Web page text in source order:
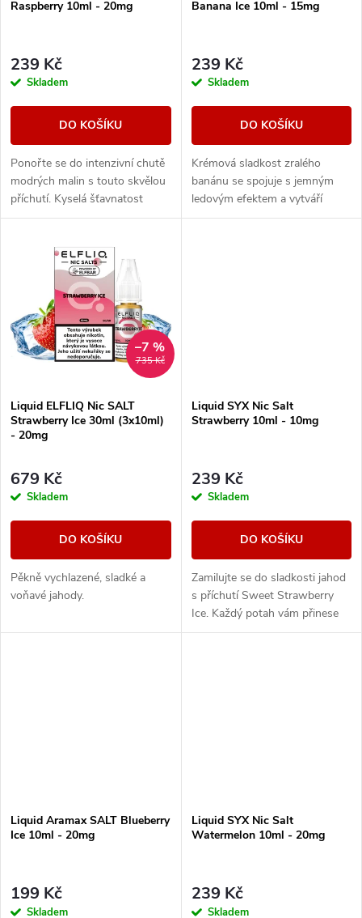
r
o
u
k
p
r
o
d
u
k
ů
Raspberry 10ml - 20mg
239 Kč
Skladem
DO KOŠÍKU
Ponořte se do intenzivní chutě
modrých malin s touto skvělou
příchutí. Kyselá šťavnatost
malin zde zdůrazňuje chladivý
harmonický...
Banana Ice 10ml - 15mg
239 Kč
Skladem
DO KOŠÍKU
Krémová sladkost zralého
banánu se spojuje s jemným
ledovým efektem a vytváří
hladkou, osvěžující chuť s
735 Kč
–7 %
Liquid ELFLIQ Nic SALT
Strawberry Ice 30ml (3x10ml)
- 20mg
679 Kč
Skladem
DO KOŠÍKU
Pěkně vychlazené, sladké a
voňavé jahody.
Liquid SYX Nic Salt
Strawberry 10ml - 10mg
239 Kč
Skladem
DO KOŠÍKU
Zamilujte se do sladkosti jahod
s příchutí Sweet Strawberry
Ice. Každý potah vám přinese
sytou chuť čerstvých jahod,
Liquid Aramax SALT Blueberry
Ice 10ml - 20mg
199 Kč
Skladem
Liquid SYX Nic Salt
Watermelon 10ml - 20mg
239 Kč
Skladem